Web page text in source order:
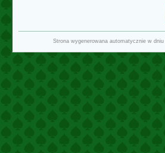
Strona wygenerowana automatycznie w dniu